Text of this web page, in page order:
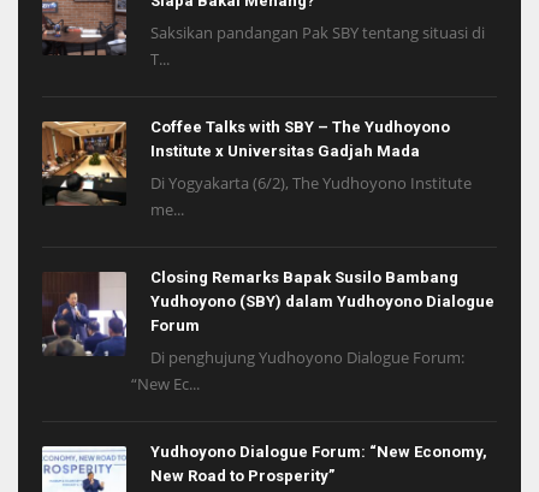
Saksikan pandangan Pak SBY tentang situasi di
T...
Coffee Talks with SBY – The Yudhoyono
Institute x Universitas Gadjah Mada
Di Yogyakarta (6/2), The Yudhoyono Institute
me...
Closing Remarks Bapak Susilo Bambang
Yudhoyono (SBY) dalam Yudhoyono Dialogue
Forum
Di penghujung Yudhoyono Dialogue Forum:
“New Ec...
Yudhoyono Dialogue Forum: “New Economy,
New Road to Prosperity”